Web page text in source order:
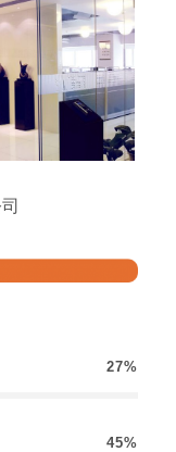
27%
45%